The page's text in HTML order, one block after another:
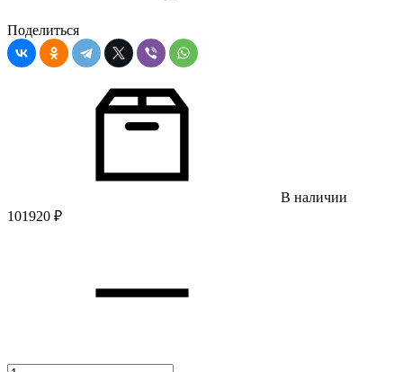
Поделиться
В наличии
101920 ₽